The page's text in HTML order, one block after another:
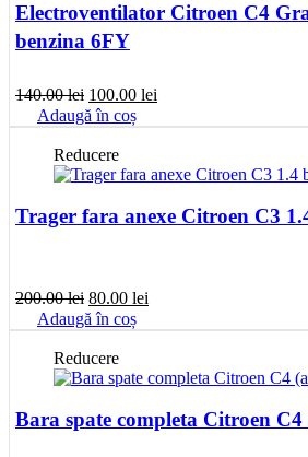
Electroventilator Citroen C4
benzina 6FY
140.00lei Prețul
inițial
a
fost:
140.00 lei.
100.00 lei
este:
Adaugă în coș
Reducere
Trager fara anexe Citroen C3
200.00lei Prețul
inițial
a
fost:
200.00 lei.
80.00 lei
este:
Adaugă în coș
Reducere
Bara spate completa Citroen